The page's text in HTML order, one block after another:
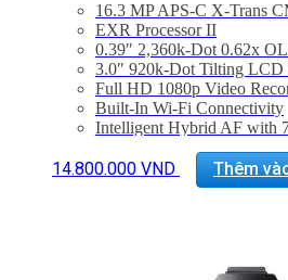
16.3 MP APS-C X-Trans
EXR Processor II
0.39″ 2,360k-Dot 0.62x
3.0″ 920k-Dot Tilting
Full HD 1080p Video
Built-In Wi-Fi Connectivity
Intelligent Hybrid AF with
Film Simulation Mode,
14.800.000 VND Thêm